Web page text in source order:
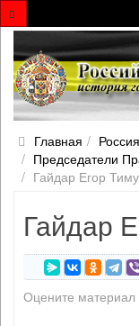
Главная
Россия
Председатели
Гайдар Егор
Гайдар
Оцените материал